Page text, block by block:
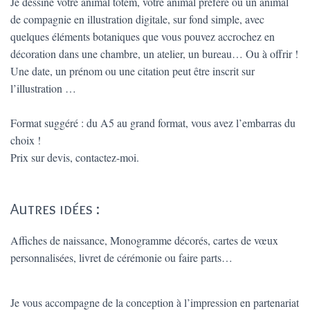
de compagnie en illustration digitale, sur fond simple, avec
quelques éléments botaniques que vous pouvez accrochez en
décoration dans une chambre, un atelier, un bureau… Ou à offrir !
Une date, un prénom ou une citation peut être inscrit sur
l’illustration …
Format suggéré : du A5 au grand format, vous avez l’embarras du
choix !
Prix sur devis, contactez-moi.
Autres idées :
Affiches de naissance, Monogramme décorés, cartes de vœux
personnalisées, livret de cérémonie ou faire parts…
Je vous accompagne de la conception à l’impression en partenariat